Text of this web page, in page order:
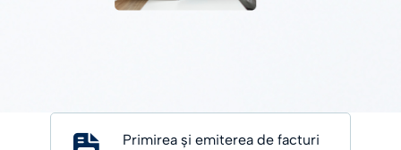
Primirea și emiterea de facturi